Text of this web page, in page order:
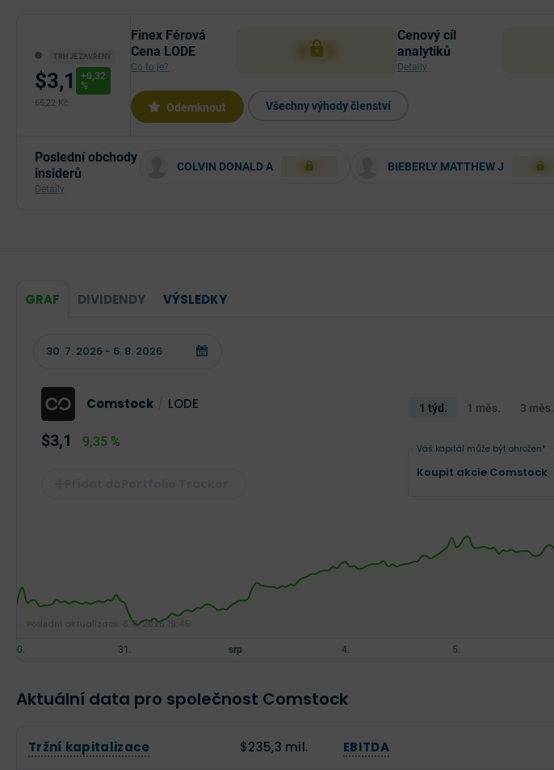
TRH JE ZAVŘENÝ
$3,1
+0,32
%
65,22 Kč
Finex Férová
Cena LODE
Co to je?
XXX
Cenový cíl
analytiků
Detaily
Odemknout Všechny výhody členství
Poslední obchody
insiderů
Detaily
COLVIN DONALD A XXX BIEBERLY MATTHEW J XXX
GRAF DIVIDENDY VÝSLEDKY
Comstock LODE
$3,1 9,35 %
1 týd. 1 měs. 3 měs.
Koupit akcie Comstock
Váš kapitál může být ohrožen*
6. 8. 2026 19:45
Aktuální data pro společnost Comstock
Tržní kapitalizace $235,3 mil. EBITDA